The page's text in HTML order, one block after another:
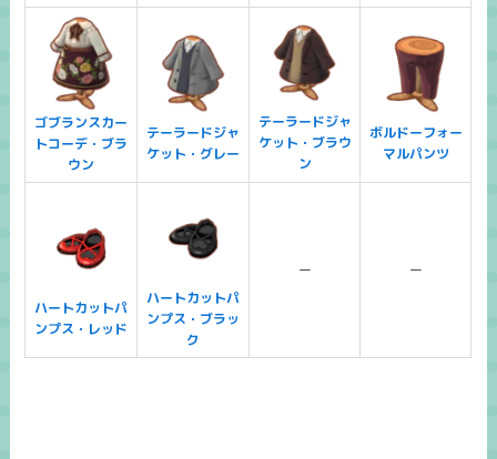
ゴブランスカー
トコーデ・ブラ
ウン
テーラードジャ
ケット・グレー
テーラードジャ
ケット・ブラウ
ン
ボルドーフォー
マルパンツ
ハートカットパ
ンプス・レッド
ハートカットパ
ンプス・ブラッ
ク
ー ー